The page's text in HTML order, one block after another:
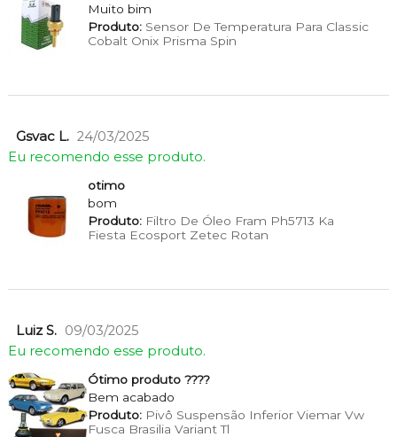
Muito bim
Produto:Sensor De Temperatura Para Classic
Cobalt Onix Prisma Spin
Gsvac L. 24/03/2025
Eu recomendo esse produto.
otimo
bom
Produto:Filtro De Óleo Fram Ph5713 Ka
Fiesta Ecosport Zetec Rotan
Luiz S. 09/03/2025
Eu recomendo esse produto.
Ótimo produto ????
Bem acabado
Produto:Pivô Suspensão Inferior Viemar Vw
Fusca Brasilia Variant Tl